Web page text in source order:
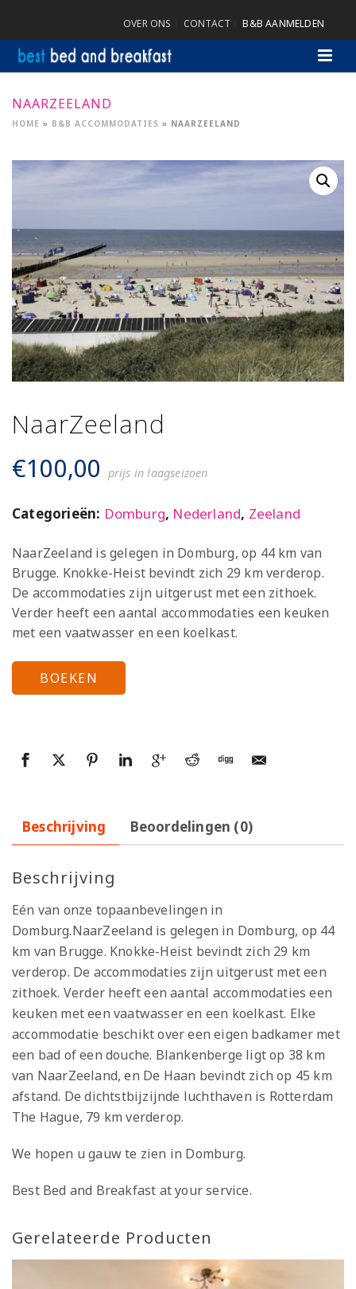
OVER ONS CONTACT B&B AANMELDEN
NAARZEELAND
HOME » B&B ACCOMMODATIES » NAARZEELAND
NaarZeeland
€100,00 prijs in laagseizoen
Categorieën: Domburg, Nederland, Zeeland
NaarZeeland is gelegen in Domburg, op 44 km van
Brugge. Knokke-Heist bevindt zich 29 km verderop.
De accommodaties zijn uitgerust met een zithoek.
Verder heeft een aantal accommodaties een keuken
met een vaatwasser en een koelkast.
BOEKEN
Beschrijving Beoordelingen (0)
Beschrijving
Eén van onze topaanbevelingen in
Domburg.NaarZeeland is gelegen in Domburg, op 44
km van Brugge. Knokke-Heist bevindt zich 29 km
verderop. De accommodaties zijn uitgerust met een
zithoek. Verder heeft een aantal accommodaties een
keuken met een vaatwasser en een koelkast. Elke
accommodatie beschikt over een eigen badkamer met
een bad of een douche. Blankenberge ligt op 38 km
van NaarZeeland, en De Haan bevindt zich op 45 km
afstand. De dichtstbijzijnde luchthaven is Rotterdam
The Hague, 79 km verderop.
We hopen u gauw te zien in Domburg.
Best Bed and Breakfast at your service.
Gerelateerde Producten